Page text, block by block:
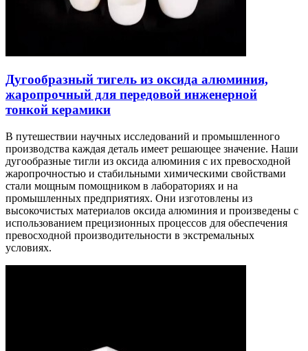
Дугообразный тигель из оксида алюминия,
жаропрочный для передовой инженерной
тонкой керамики
В путешествии научных исследований и промышленного
производства каждая деталь имеет решающее значение. Наши
дугообразные тигли из оксида алюминия с их превосходной
жаропрочностью и стабильными химическими свойствами
стали мощным помощником в лабораториях и на
промышленных предприятиях. Они изготовлены из
высокочистых материалов оксида алюминия и произведены с
использованием прецизионных процессов для обеспечения
превосходной производительности в экстремальных
условиях.